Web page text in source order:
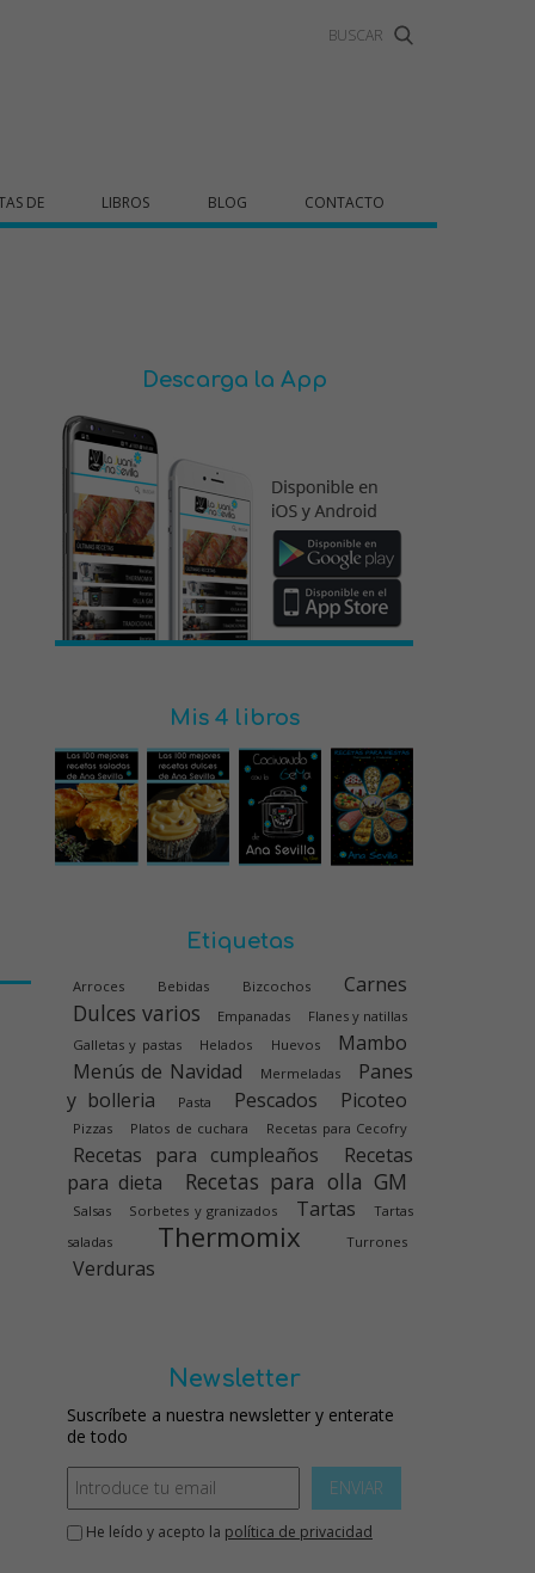
DE LIBROS BLOG CONTACTO
Descarga la App
Mis 4 libros
Etiquetas
Arroces Bebidas Bizcochos Carnes
Dulces varios Empanadas
Flanes y natillas
Galletas y pastas
Helados Huevos
Mambo
Menús de Navidad
Mermeladas
Panes
y bolleria
Pasta Pescados Picoteo
Pizzas Platos de cuchara Recetas para Cecofry
Recetas para cumpleaños
Recetas
para dieta
Recetas para olla GM
Salsas Sorbetes y granizados Tartas
Tartas
saladas
Thermomix Turrones
Verduras
Newsletter
Suscríbete a nuestra newsletter y enterate
de todo
ENVIAR
He leído y acepto la política de privacidad